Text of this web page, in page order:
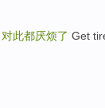
对此都厌烦了 Get